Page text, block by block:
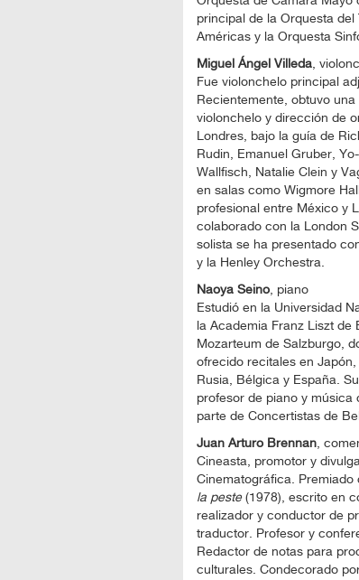
principal de la Orquesta
Américas y la Orquesta
Miguel Ángel Villeda,
Fue violonchelo principal
Recientemente, obtuvo
violonchelo y dirección de
Londres, bajo la guía de
Rudin, Emanuel Gruber,
Wallfisch, Natalie Clein y
en salas como Wigmore
profesional entre México y
colaborado con la London
solista se ha presentado
y la Henley Orchestra.
Naoya Seino, piano
Estudió en la Universidad
la Academia Franz Liszt de
Mozarteum de Salzburgo,
ofrecido recitales en
Rusia, Bélgica y España.
profesor de piano y música
parte de Concertistas de
Juan Arturo Brennan,
Cineasta, promotor y
Cinematográfica. Premiado
la peste(1978), escrito en
realizador y conductor de
traductor. Profesor y
Redactor de notas para
culturales. Condecorado